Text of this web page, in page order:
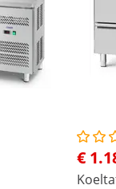
€
van